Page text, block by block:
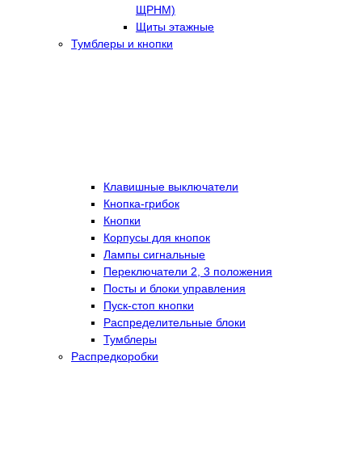
ЩРНМ)
Щиты этажные
Тумблеры и кнопки
Клавишные выключатели
Кнопка-грибок
Кнопки
Корпусы для кнопок
Лампы сигнальные
Переключатели 2, 3 положения
Посты и блоки управления
Пуск-стоп кнопки
Распределительные блоки
Тумблеры
Распредкоробки